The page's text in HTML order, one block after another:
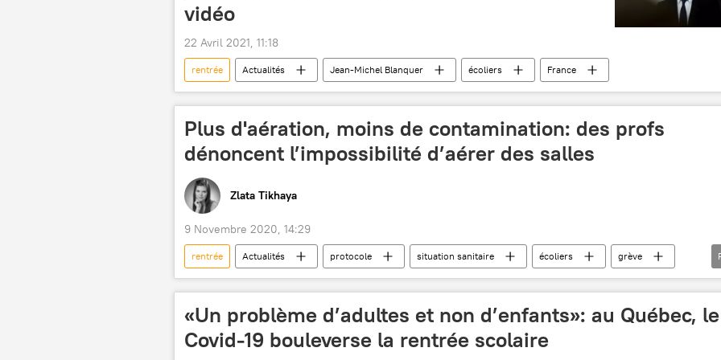
vidéo
22 Avril 2021, 11:18
rentrée Actualités Jean-Michel Blanquer écoliers France
Plus d'aération, moins de contamination: des profs
dénoncent l’impossibilité d’aérer des salles
Zlata Tikhaya
9 Novembre 2020, 14:29
rentrée Actualités protocole situation sanitaire écoliers
grève
conditions
professeur France
«Un problème d’adultes et non d’enfants»: au Québec, le
Covid-19 bouleverse la rentrée scolaire